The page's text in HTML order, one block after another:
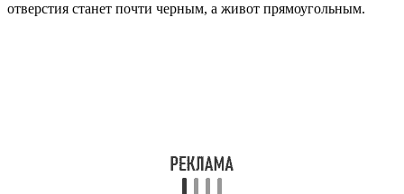
отверстия станет почти черным, а живот прямоугольным.